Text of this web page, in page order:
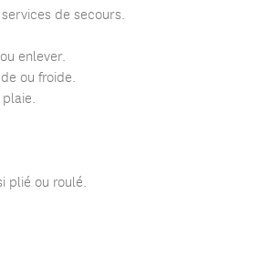
de secours.
enlever.
ou froide.
plié ou roulé.